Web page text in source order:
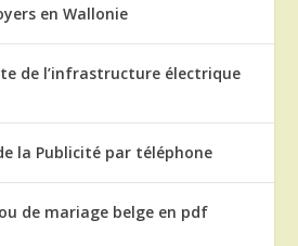
en Wallonie
de l’infrastructure électrique
la Publicité par téléphone
de mariage belge en pdf